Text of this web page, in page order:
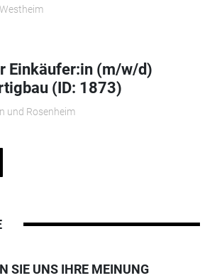
Einkäufer:in (m/w/d)
(ID: 1873)
und Rosenheim
SIE UNS IHRE MEINUNG